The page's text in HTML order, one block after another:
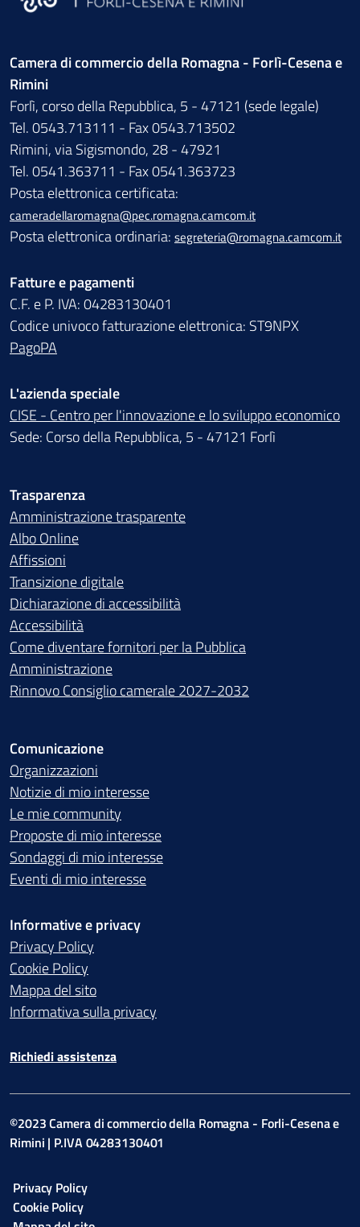
Camera di commercio della Romagna - Forlì-Cesena e
Rimini
Forlì, corso della Repubblica, 5 - 47121 (sede legale)
Tel. 0543.713111 - Fax 0543.713502
Rimini, via Sigismondo, 28 - 47921
Tel. 0541.363711 - Fax 0541.363723
Posta elettronica certificata:
cameradellaromagna@pec.romagna.camcom.it
Posta elettronica ordinaria: segreteria@romagna.camcom.it
Fatture e pagamenti
C.F. e P. IVA: 04283130401
Codice univoco fatturazione elettronica: ST9NPX
PagoPA
L'azienda speciale
CISE - Centro per l'innovazione e lo sviluppo economico
Sede: Corso della Repubblica, 5 - 47121 Forlì
Trasparenza
Amministrazione trasparente
Albo Online
Affissioni
Transizione digitale
Dichiarazione di accessibilità
Accessibilità
Come diventare fornitori per la Pubblica
Amministrazione
Rinnovo Consiglio camerale 2027-2032
Comunicazione
Organizzazioni
Notizie di mio interesse
Le mie community
Proposte di mio interesse
Sondaggi di mio interesse
Eventi di mio interesse
Informative e privacy
Privacy Policy
Cookie Policy
Mappa del sito
Informativa sulla privacy
Richiedi assistenza
©2023 Camera di commercio della Romagna - Forli-Cesena e
Rimini | P.IVA 04283130401
Privacy Policy
Cookie Policy